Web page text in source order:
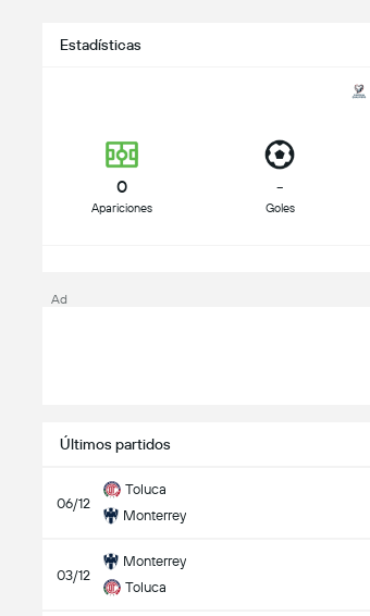
Estadísticas
0
Apariciones
-
Goles
Ad
Últimos partidos
06/12
Toluca
Monterrey
03/12
Monterrey
Toluca